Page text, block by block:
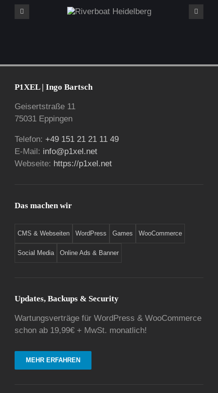
Riverboat Heidelberg
P1XEL | Ingo Bartsch
Geisertstraße 11
75031 Eppingen
Telefon: +49 151 21 21 11 49
E-Mail: info@p1xel.net
Webseite: https://p1xel.net
Das machen wir
CMS & Webseiten WordPress Games WooCommerce
Social Media Online Ads & Banner
Updates, Backups & Security
Wartungsverträge für WordPress & WooCommerce
schon ab 19,99€ + MwSt. monatlich!
MEHR ERFAHREN